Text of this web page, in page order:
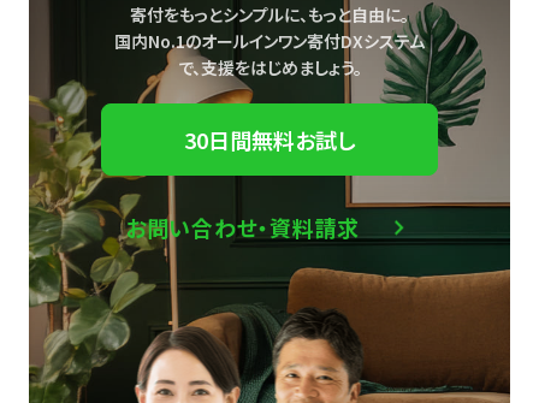
寄付をもっとシンプルに、もっと自由に。
国内No.1のオールインワン寄付DXシステム
で、支援をはじめましょう。
30日間無料お試し
お問い合わせ・資料請求